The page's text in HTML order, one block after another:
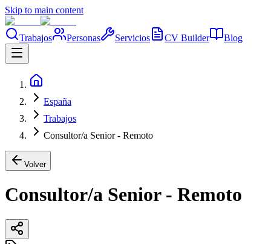
Skip to main content
Trabajos Personas Servicios CV Builder Blog
España
Trabajos
Consultor/a Senior - Remoto
Volver
Consultor/a Senior - Remoto